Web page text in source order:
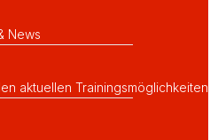
News
aktuellen Trainingsmöglichkeiten